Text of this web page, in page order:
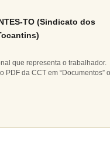
TO (Sindicato dos
que representa o trabalhador.
PDF da CCT em “Documentos”